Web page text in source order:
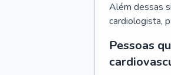
Além dessas
cardiologista,
Pessoas